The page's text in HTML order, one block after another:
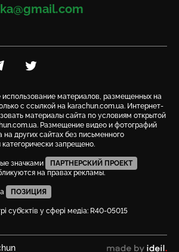
Instagramна Telegram
Посилання на Twitter
использование материалов, размещенных на
с ссылкой на karachun.com.ua. Интернет-
материалы сайта по условиям открытой
Размещение видео и фотографий
на других сайтах без письменного
запрещено.
значками
ПАРТНЕРСКИЙ ПРОЕКТ
на правах рекламы.
ПОЗИЦИЯ
суб’єктів у сфері медіа: R40-05015
сделано в ideil.